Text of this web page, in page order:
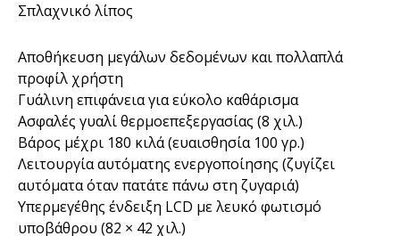
Σπλαχνικό λίπος
Αποθήκευση μεγάλων δεδομένων και πολλαπλά
προφίλ χρήστη
Γυάλινη επιφάνεια για εύκολο καθάρισμα
Ασφαλές γυαλί θερμοεπεξεργασίας (8 χιλ.)
Βάρος μέχρι 180 κιλά (ευαισθησία 100 γρ.)
Λειτουργία αυτόματης ενεργοποίησης (ζυγίζει
αυτόματα όταν πατάτε πάνω στη ζυγαριά)
Υπερμεγέθης ένδειξη LCD με λευκό φωτισμό
υποβάθρου (82 × 42 χιλ.)